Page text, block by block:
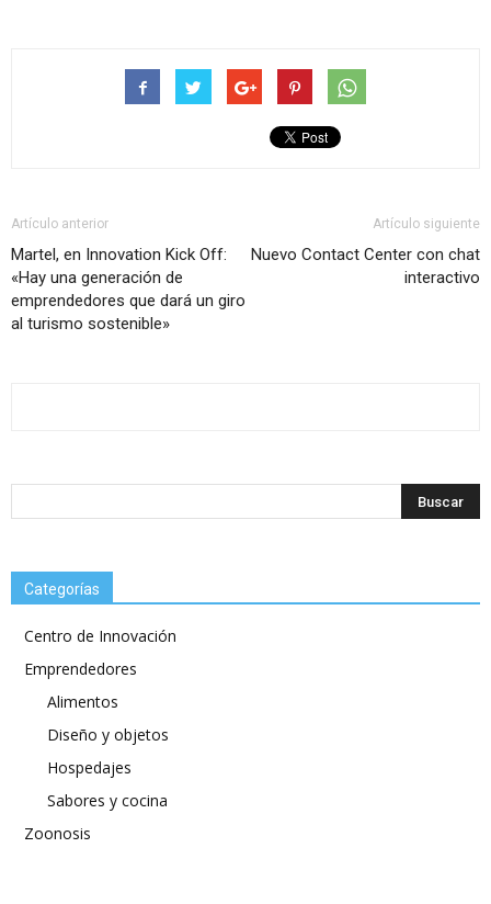
Artículo anterior
Martel, en Innovation Kick Off:
«Hay una generación de
emprendedores que dará un giro
al turismo sostenible»
Artículo siguiente
Nuevo Contact Center con chat
interactivo
Categorías
Centro de Innovación
Emprendedores
Alimentos
Diseño y objetos
Hospedajes
Sabores y cocina
Zoonosis